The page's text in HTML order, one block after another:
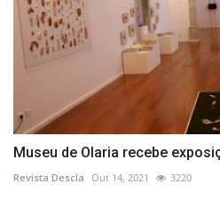
Museu de Olaria recebe
Revista Descla Out 14, 2021 3220